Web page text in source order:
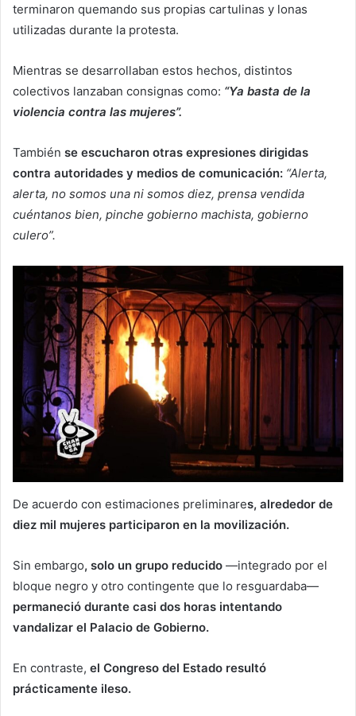
terminaron quemando sus propias cartulinas y lonas
utilizadas durante la protesta.
Mientras se desarrollaban estos hechos, distintos
colectivos lanzaban consignas como: “Ya basta de la
violencia contra las mujeres”.
También se escucharon otras expresiones dirigidas
contra autoridades y medios de comunicación: “Alerta,
alerta, no somos una ni somos diez, prensa vendida
cuéntanos bien, pinche gobierno machista, gobierno
culero”.
De acuerdo con estimaciones preliminares, alrededor de
diez mil mujeres participaron en la movilización.
Sin embargo, solo un grupo reducido —integrado por el
bloque negro y otro contingente que lo resguardaba—
permaneció durante casi dos horas intentando
vandalizar el Palacio de Gobierno.
En contraste, el Congreso del Estado resultó
prácticamente ileso.